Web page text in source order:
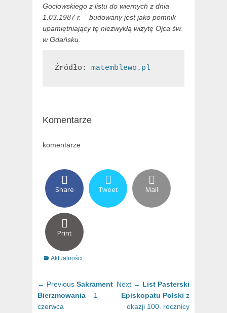
Gocłowskiego z listu do wiernych z dnia
1.03.1987 r. – budowany jest jako pomnik
upamiętniający tę niezwykłą wizytę Ojca św.
w Gdańsku.
Źródło: matemblewo.pl
Komentarze
komentarze
Share Tweet Mail
Print
Categories
Aktualności
Nawigacja
wpisu
← Previous Previous
post:
Sakrament
Bierzmowania – 1
czerwca
Next → Next
post:
List Pasterski
Episkopatu Polski z
okazji 100. rocznicy